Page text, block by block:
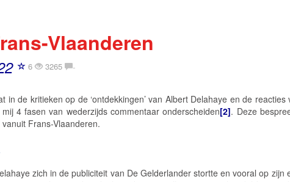
Vlaanderen
6 3265 -
in de kritieken op de ‘ontdekkingen’ van Albert Delahaye en de
4 fasen van wederzijds commentaar onderscheiden[2]. Deze
Frans-Vlaanderen.
zich in de publiciteit van De Gelderlander stortte en vooral op zijn